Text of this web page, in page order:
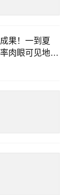
果！一到夏
肉眼可见地勤
推送。那今天
聊聊你们平时
哪些低门槛的
些可以随手练
怎么哄着自己
都算！）“管